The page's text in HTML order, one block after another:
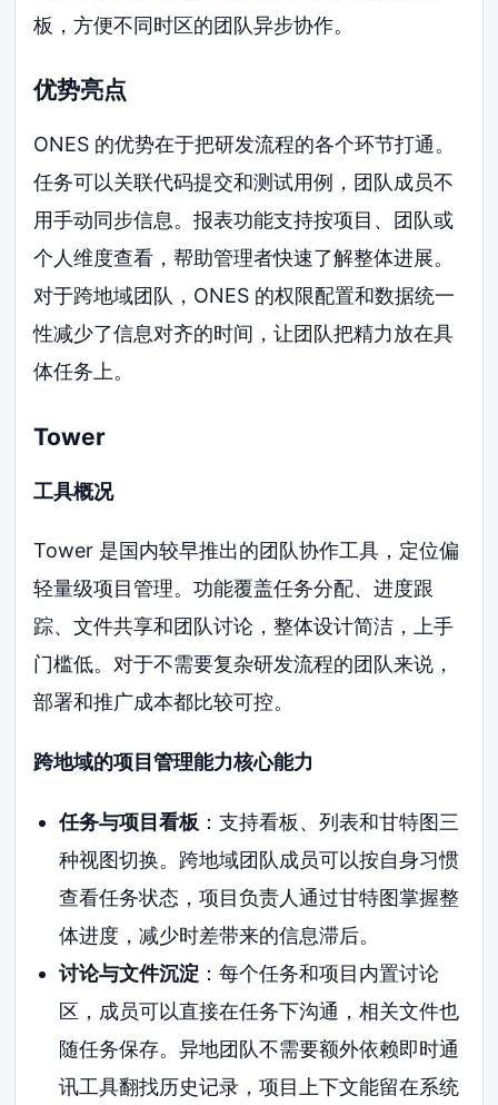
板，方便不同时区的团队异步协作。
优势亮点
ONES 的优势在于把研发流程的各个环节打通。
任务可以关联代码提交和测试用例，团队成员不
用手动同步信息。报表功能支持按项目、团队或
个人维度查看，帮助管理者快速了解整体进展。
对于跨地域团队，ONES 的权限配置和数据统一
性减少了信息对齐的时间，让团队把精力放在具
体任务上。
Tower
工具概况
Tower 是国内较早推出的团队协作工具，定位偏
轻量级项目管理。功能覆盖任务分配、进度跟
踪、文件共享和团队讨论，整体设计简洁，上手
门槛低。对于不需要复杂研发流程的团队来说，
部署和推广成本都比较可控。
跨地域的项目管理能力核心能力
任务与项目看板 ：支持看板、列表和甘特图三
种视图切换。跨地域团队成员可以按自身习惯
查看任务状态，项目负责人通过甘特图掌握整
体进度，减少时差带来的信息滞后。
讨论与文件沉淀：每个任务和项目内置讨论
区，成员可以直接在任务下沟通，相关文件也
随任务保存。异地团队不需要额外依赖即时通
讯工具翻找历史记录，项目上下文能留在系统